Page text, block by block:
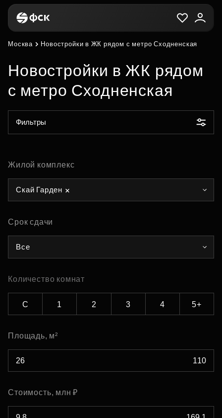
Москва Новостройки в ЖК рядом с метро Сходненская
Новостройки в ЖК рядом
с метро Сходненская
Фильтры
Жилой комплекс
Скай Гарден
Срок сдачи
Все
Количество комнат
С 1 2 3 4 5+
Площадь, м²
Стоимость, млн ₽